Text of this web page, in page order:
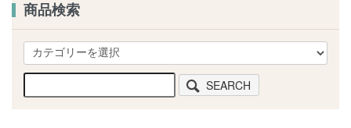
商品検索
SEARCH